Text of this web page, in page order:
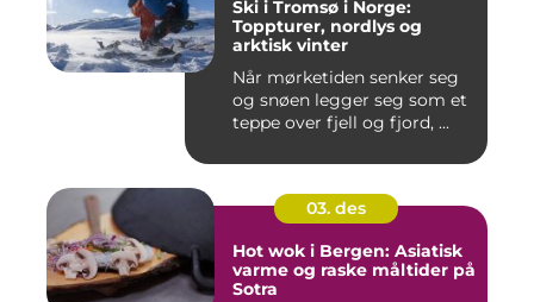
Ski i Tromsø i Norge:
Toppturer, nordlys og
arktisk vinter
Når mørketiden senker seg
og snøen legger seg som et
teppe over fjell og fjord, ...
03. des
Hot wok i Bergen: Asiatisk
varme og raske måltider på
Sotra